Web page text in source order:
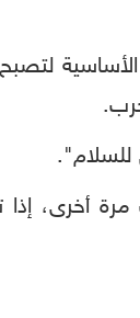
الأساسية لتصبح
.
للسلام".
مرة أخرى، إذا